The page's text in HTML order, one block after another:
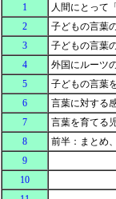
1
人間にとって
2
子どもの言葉
3
子どもの言葉
4
外国にルーツ
5
子どもの言葉
6
言葉に対する
7
言葉を育てる
8
前半：まとめ
9
10